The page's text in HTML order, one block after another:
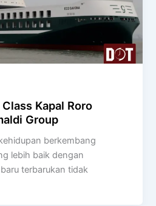
Kapal Roro
Group
berkembang
lebih baik dengan
terbarukan tidak